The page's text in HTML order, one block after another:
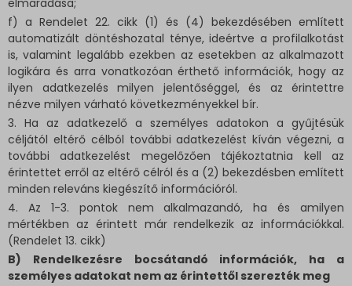
elmaradása;
f) a Rendelet 22. cikk (1) és (4) bekezdésében említett
automatizált döntéshozatal ténye, ideértve a profilalkotást
is, valamint legalább ezekben az esetekben az alkalmazott
logikára és arra vonatkozóan érthető információk, hogy az
ilyen adatkezelés milyen jelentőséggel, és az érintettre
nézve milyen várható következményekkel bír.
3. Ha az adatkezelő a személyes adatokon a gyűjtésük
céljától eltérő célból további adatkezelést kíván végezni, a
további adatkezelést megelőzően tájékoztatnia kell az
érintettet erről az eltérő célról és a (2) bekezdésben említett
minden releváns kiegészítő információról.
4. Az 1-3. pontok nem alkalmazandó, ha és amilyen
mértékben az érintett már rendelkezik az információkkal.
(Rendelet 13. cikk)
B) Rendelkezésre bocsátandó információk, ha a
személyes adatokat nem az érintettől szerezték meg